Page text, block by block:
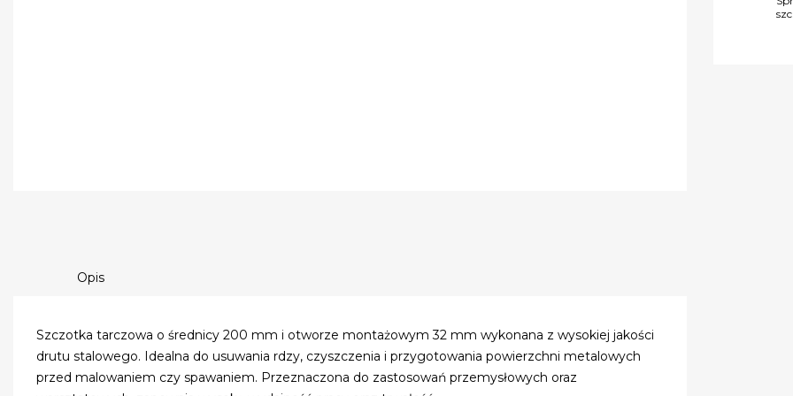
Opis
Szczotka tarczowa o średnicy 200 mm i otworze montażowym 32 mm wykonana z wysokiej jakości
drutu stalowego. Idealna do usuwania rdzy, czyszczenia i przygotowania powierzchni metalowych
przed malowaniem czy spawaniem. Przeznaczona do zastosowań przemysłowych oraz